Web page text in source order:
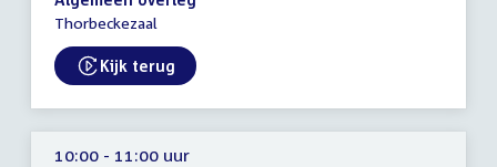
-
uur
Thorbeckezaal
External link:
Kijk terug
10:00 - 11:00 uur